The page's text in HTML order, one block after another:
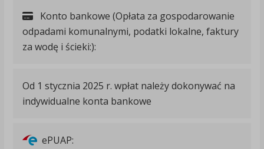
Konto bankowe (Opłata za gospodarowanie
odpadami komunalnymi, podatki lokalne, faktury
za wodę i ścieki:):
Od 1 stycznia 2025 r. wpłat należy dokonywać na
indywidualne konta bankowe
ePUAP: